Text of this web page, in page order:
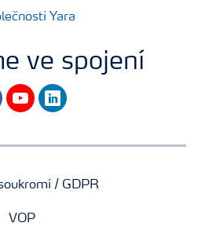
Yara
ve spojení
youtubelinkedin
/ GDPR
VOP